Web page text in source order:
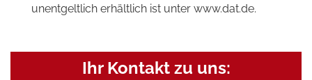
unentgeltlich erhältlich ist unter www.dat.de.
Ihr Kontakt zu uns: